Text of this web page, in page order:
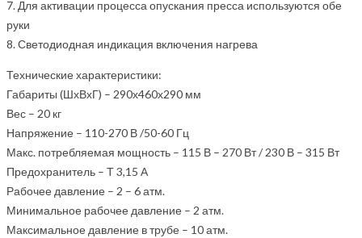
7. Для активации процесса опускания пресса используются обе
руки
8. Светодиодная индикация включения нагрева
Технические характеристики:
Габариты (ШхВхГ) – 290х460х290 мм
Вес – 20 кг
Напряжение – 110-270 В /50-60 Гц
Макс. потребляемая мощность – 115 В – 270 Вт / 230 В – 315 Вт
Предохранитель – Т 3,15 А
Рабочее давление – 2 – 6 атм.
Минимальное рабочее давление – 2 атм.
Максимальное давление в трубе – 10 атм.